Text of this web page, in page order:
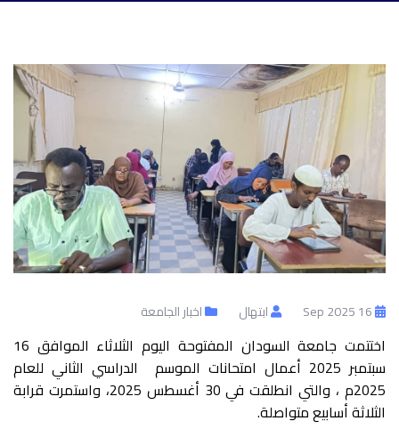
ابتهال اخبار الجامعة
اختتمت جامعة السودان المفتوحة اليوم الثلاثاء الموافق 16
سبتمبر 2025 أعمال امتحانات الموسم الدراسي الثاني للعام
2025م ، والتي انطلقت في 30 أغسطس 2025، واستمرت قرابة
الثلاثة أسابيع متواصلة.